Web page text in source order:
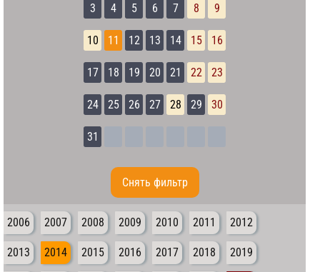
3 4 5 6 7 8 9
10 11 12 13 14 15 16
17 18 19 20 21 22 23
24 25 26 27 28 29 30
31
Cнять фильтр
2006 2007 2008 2009 2010 2011 2012
2013 2014 2015 2016 2017 2018 2019